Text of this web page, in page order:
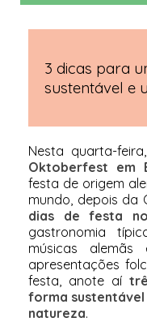
3 dicas para
sustentável e
Nesta quarta-
Oktoberfest em
festa de origem
mundo, depois da
dias de festa
gastronomia
músicas
apresentações
festa, anote aí
forma sustentável
natureza.